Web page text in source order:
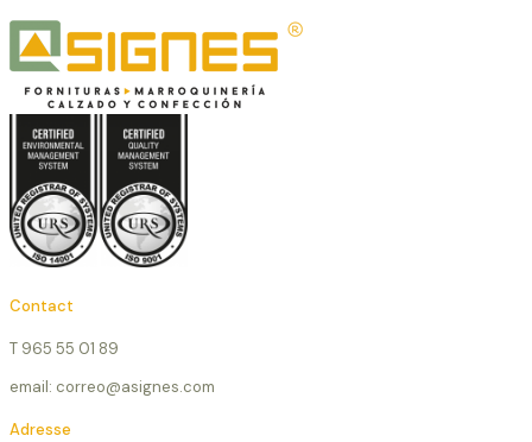
Contact
T 965 55 01 89
email: correo@asignes.com
Adresse